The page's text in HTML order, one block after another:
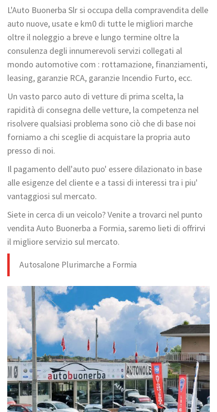
L'Auto Buonerba Slr si occupa della compravendita delle
auto nuove, usate e km0 di tutte le migliori marche
oltre il noleggio a breve e lungo termine oltre la
consulenza degli innumerevoli servizi collegati al
mondo automotive com : rottamazione, finanziamenti,
leasing, garanzie RCA, garanzie Incendio Furto, ecc.
Un vasto parco auto di vetture di prima scelta, la
rapidità di consegna delle vetture, la competenza nel
risolvere qualsiasi problema sono ciò che di base noi
forniamo a chi sceglie di acquistare la propria auto
presso di noi.
Il pagamento dell'auto puo' essere dilazionato in base
alle esigenze del cliente e a tassi di interessi tra i piu'
vantaggiosi sul mercato.
Siete in cerca di un veicolo? Venite a trovarci nel punto
vendita Auto Buonerba a Formia, saremo lieti di offrirvi
il migliore servizio sul mercato.
Autosalone Plurimarche a Formia